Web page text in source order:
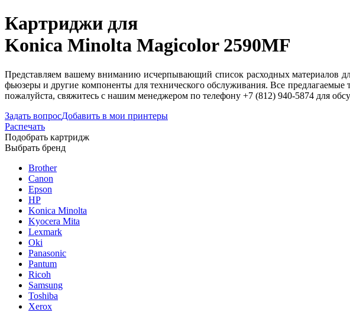
Картриджи для
Konica Minolta Magicolor 2590MF
Представляем вашему вниманию исчерпывающий список расходных материалов
фьюзеры и другие компоненты для технического обслуживания. Все
пожалуйста, свяжитесь с нашим менеджером по телефону +7 (812) 940-5874 для
Задать вопросДобавить в мои принтеры
Распечать
Подобрать картридж
Выбрать бренд
Brother
Canon
Epson
HP
Konica Minolta
Kyocera Mita
Lexmark
Oki
Panasonic
Pantum
Ricoh
Samsung
Toshiba
Xerox